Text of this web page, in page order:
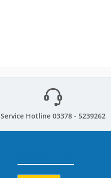
Service Hotline 03378 - 5239262